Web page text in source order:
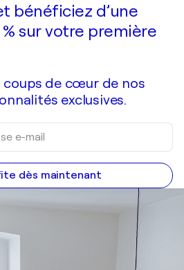
bénéficiez d’une
sur votre première
coups de cœur de nos
exclusives.
dès maintenant